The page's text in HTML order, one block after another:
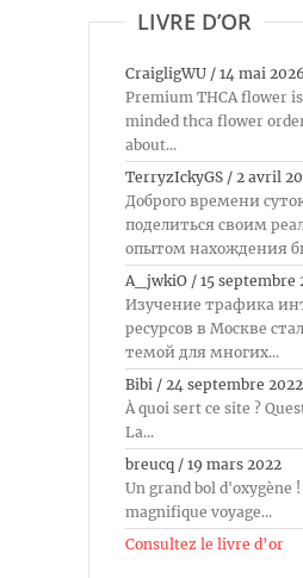
LIVRE D’OR
CraigligWU / 14 mai 2026
Premium THCA flower
minded thca flower
about...
TerryzIckyGS / 2 avril
Доброго времени
поделиться своим
опытом нахождения
A_jwkiO / 15 septembre
Изучение трафика
ресурсов в Москве
темой для многих...
Bibi / 24 septembre 2022
À quoi sert ce site ?
La...
breucq / 19 mars 2022
Un grand bol d'oxygène
magnifique voyage...
Consultez le livre d’or